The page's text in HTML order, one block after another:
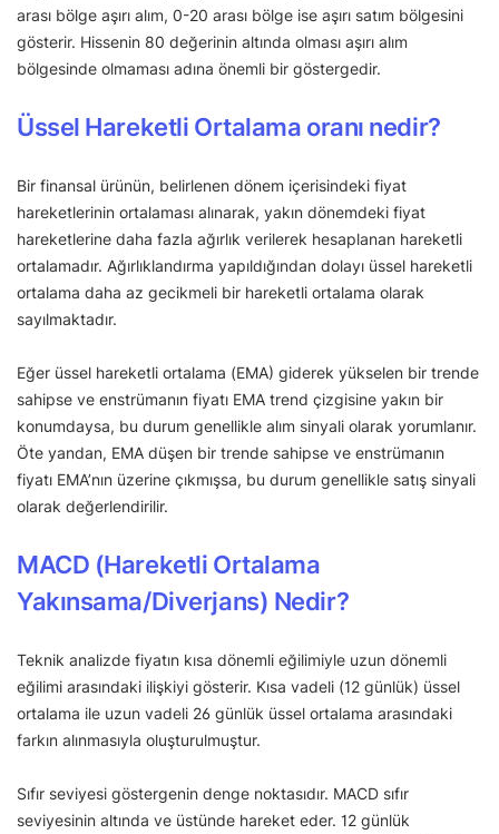
arası bölge aşırı alım, 0-20 arası bölge ise aşırı satım bölgesini
gösterir. Hissenin 80 değerinin altında olması aşırı alım
bölgesinde olmaması adına önemli bir göstergedir.
Üssel Hareketli Ortalama oranı nedir?
Bir finansal ürünün, belirlenen dönem içerisindeki fiyat
hareketlerinin ortalaması alınarak, yakın dönemdeki fiyat
hareketlerine daha fazla ağırlık verilerek hesaplanan hareketli
ortalamadır. Ağırlıklandırma yapıldığından dolayı üssel hareketli
ortalama daha az gecikmeli bir hareketli ortalama olarak
sayılmaktadır.
Eğer üssel hareketli ortalama (EMA) giderek yükselen bir trende
sahipse ve enstrümanın fiyatı EMA trend çizgisine yakın bir
konumdaysa, bu durum genellikle alım sinyali olarak yorumlanır.
Öte yandan, EMA düşen bir trende sahipse ve enstrümanın
fiyatı EMA’nın üzerine çıkmışsa, bu durum genellikle satış sinyali
olarak değerlendirilir.
MACD (Hareketli Ortalama
Yakınsama/Diverjans) Nedir?
Teknik analizde fiyatın kısa dönemli eğilimiyle uzun dönemli
eğilimi arasındaki ilişkiyi gösterir. Kısa vadeli (12 günlük) üssel
ortalama ile uzun vadeli 26 günlük üssel ortalama arasındaki
farkın alınmasıyla oluşturulmuştur.
Sıfır seviyesi göstergenin denge noktasıdır. MACD sıfır
seviyesinin altında ve üstünde hareket eder. 12 günlük